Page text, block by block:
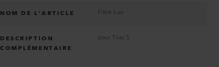
NOM DE L’ARTICLE Filtre à air
DESCRIPTION
COMPLÉMENTAIRE
pour Triac S